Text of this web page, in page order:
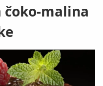
čoko-malina